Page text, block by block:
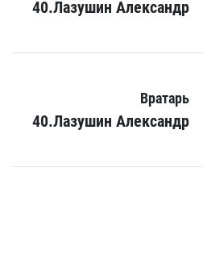
40.Лазушин Александр
Вратарь
40.Лазушин Александр